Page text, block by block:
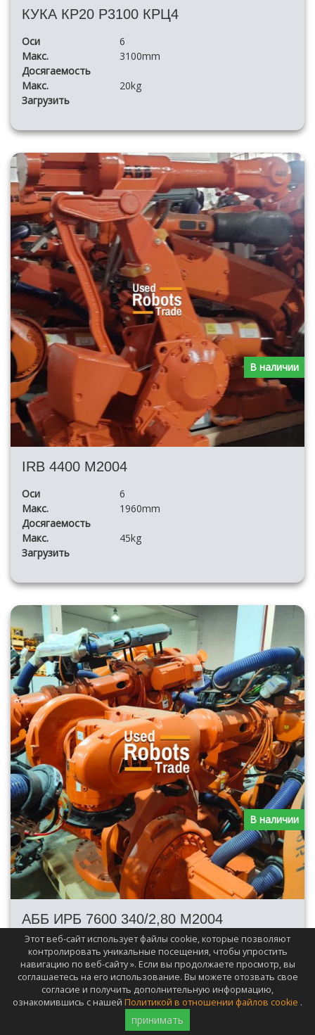
КУКА КР20 Р3100 КРЦ4
Оси
6
Макс.
Досягаемость
3100mm
Макс.
Загрузить
20kg
IRB 4400 M2004
Оси
6
Макс.
Досягаемость
1960mm
Макс.
Загрузить
45kg
В наличии
АББ ИРБ 7600 340/2,80 М2004
Оси
6
Макс.
Досягаемость
2800mm
Макс.
Загрузить
340kg
В наличии
Этот веб-сайт использует файлы cookie, которые позволяют
контролировать уникальные посещения, чтобы упростить
навигацию по веб-сайту ». Если вы продолжаете просмотр, вы
соглашаетесь на его использование. Вы можете отозвать свое
согласие и получить дополнительную информацию,
ознакомившись с нашей Политикой в отношении файлов cookie .
принимать